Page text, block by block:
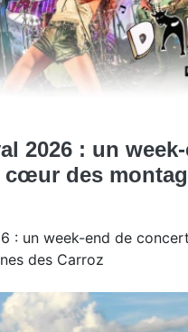
2026 : un
cœur des
: un week-end de
des Carroz